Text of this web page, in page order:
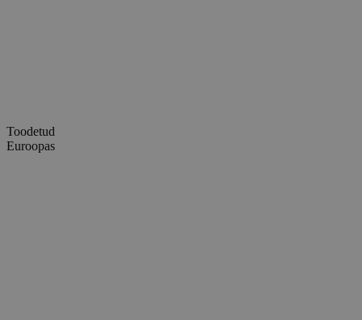
Toodetud
Euroopas